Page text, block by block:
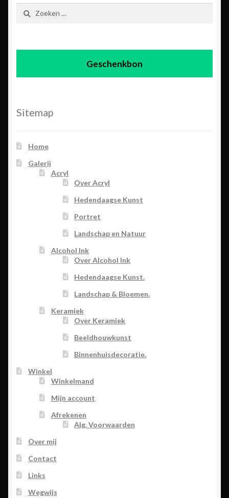
naar:
Geschenkbon
Sitemap
Home
Galerij
Acryl
Over Acryl
Hedendaagse Kunst
Portret
Landschap en Natuur
Alcohol Ink
Over Alcohol Ink
Hedendaagse Kunst.
Landschap & Bloemen.
Keramiek
Over Keramiek
Beeldhouwkunst
Binnenhuisdecoratie.
Winkel
Winkelmand
Mijn account
Afrekenen
Alg. Voorwaarden
Over mij
Contact
Links
Wegwijs